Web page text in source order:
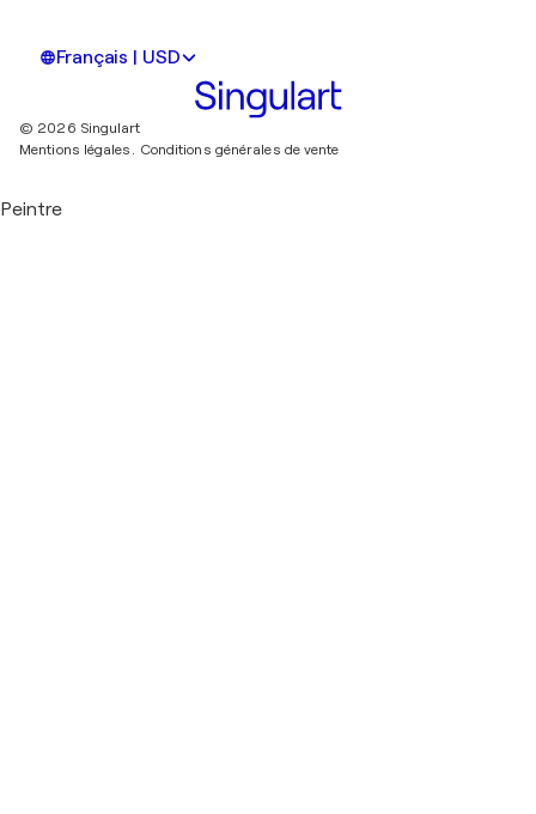
Français | USD
© 2026 Singulart
Mentions légales.
Conditions générales de vente
Peintre